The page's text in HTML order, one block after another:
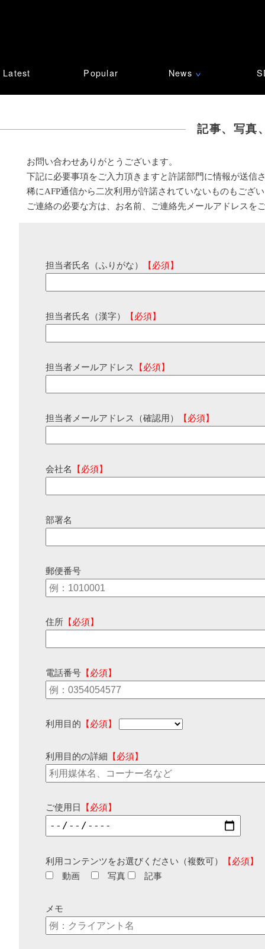
Latest Popular News ∨
記事、写真
お問い合わせありがとうございます。
下記に必要事項をご入力頂きますと許諾部門に情報が送信
稀にAFP通信から二次利用が許諾されていないものもござ
ご連絡の必要な方は、お名前、ご連絡先メールアドレスを
担当者氏名（ふりがな） 【必須】
担当者氏名（漢字） 【必須】
担当者メールアドレス 【必須】
担当者メールアドレス（確認用） 【必須】
会社名 【必須】
部署名
郵便番号
住所 【必須】
電話番号 【必須】
利用目的 【必須】
利用目的の詳細 【必須】
ご使用日 【必須】
利用コンテンツをお選びください（複数可）
【必須】
動画
写真 記事
メモ